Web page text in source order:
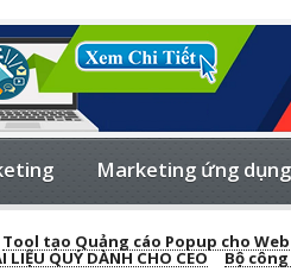
Marketing ứng dụng
Tool tạo Quảng cáo Popup cho Web
LIỆU QUÝ DÀNH CHO CEO Bộ